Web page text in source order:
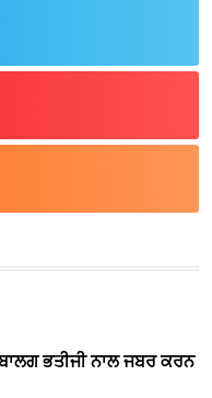
ਭਤੀਜੀ ਨਾਲ ਜਬਰ ਕਰਨ